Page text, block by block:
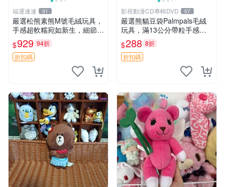
福運連連 31
嚴選松熊素熊M號毛絨玩具，
手感超軟糯宛如新生，細節精
緻完美無瑕，推薦送禮或珍
藏，中古狀態保養得宜。 松
熊 素熊 毛絨doll
$929 94折
折扣碼
影視動漫CD專輯DVD 57
嚴選熊貓豆袋Palmpals毛絨
玩具，滿13公分帶粒手感極
佳，電影主題周邊推薦 熊貓
Palmpals 毛絨玩具 豆袋 劇場
版周邊
$288 8折
折扣碼